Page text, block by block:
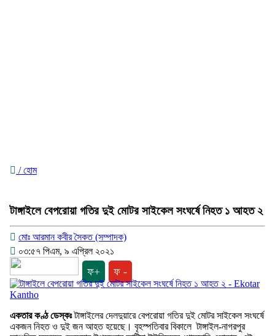
/ হোম
টাঙ্গাইলে বেপরোয়া গতির দুই মোটর সাইকেল সংঘর্ষে নিহত ১ আহত ২
মোঃ আরমান কবীর সৈকত (সম্পাদক)
০৩:৫৭ পিএম, ৯ এপ্রিল ২০২১
ফ+ ফ -
একতার কণ্ঠ ডেস্কঃটাঙ্গাইলের দেলদুয়ারে বেপরোয়া গতির দুই মোটর সাইকেল সংঘর্ষে
একজন নিহত ও দুই জন আহত হয়েছে। বৃহস্পতিবার বিকালে টাঙ্গাইল-নাগরপুর